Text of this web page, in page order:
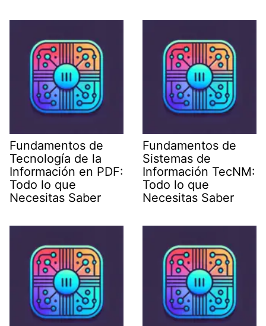
Fundamentos de
Tecnología de la
Información en PDF:
Todo lo que
Necesitas Saber
Fundamentos de
Sistemas de
Información TecNM:
Todo lo que
Necesitas Saber